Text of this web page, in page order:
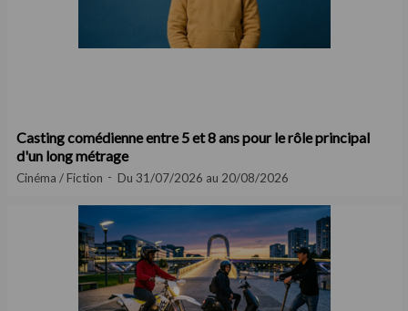
Casting comédienne entre 5 et 8 ans pour le rôle principal
d'un long métrage
Cinéma / Fiction Du 31/07/2026 au 20/08/2026